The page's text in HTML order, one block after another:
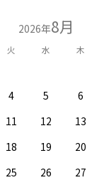
2026年8月
火 水 木
4 5 6
11 12 13
18 19 20
25 26 27